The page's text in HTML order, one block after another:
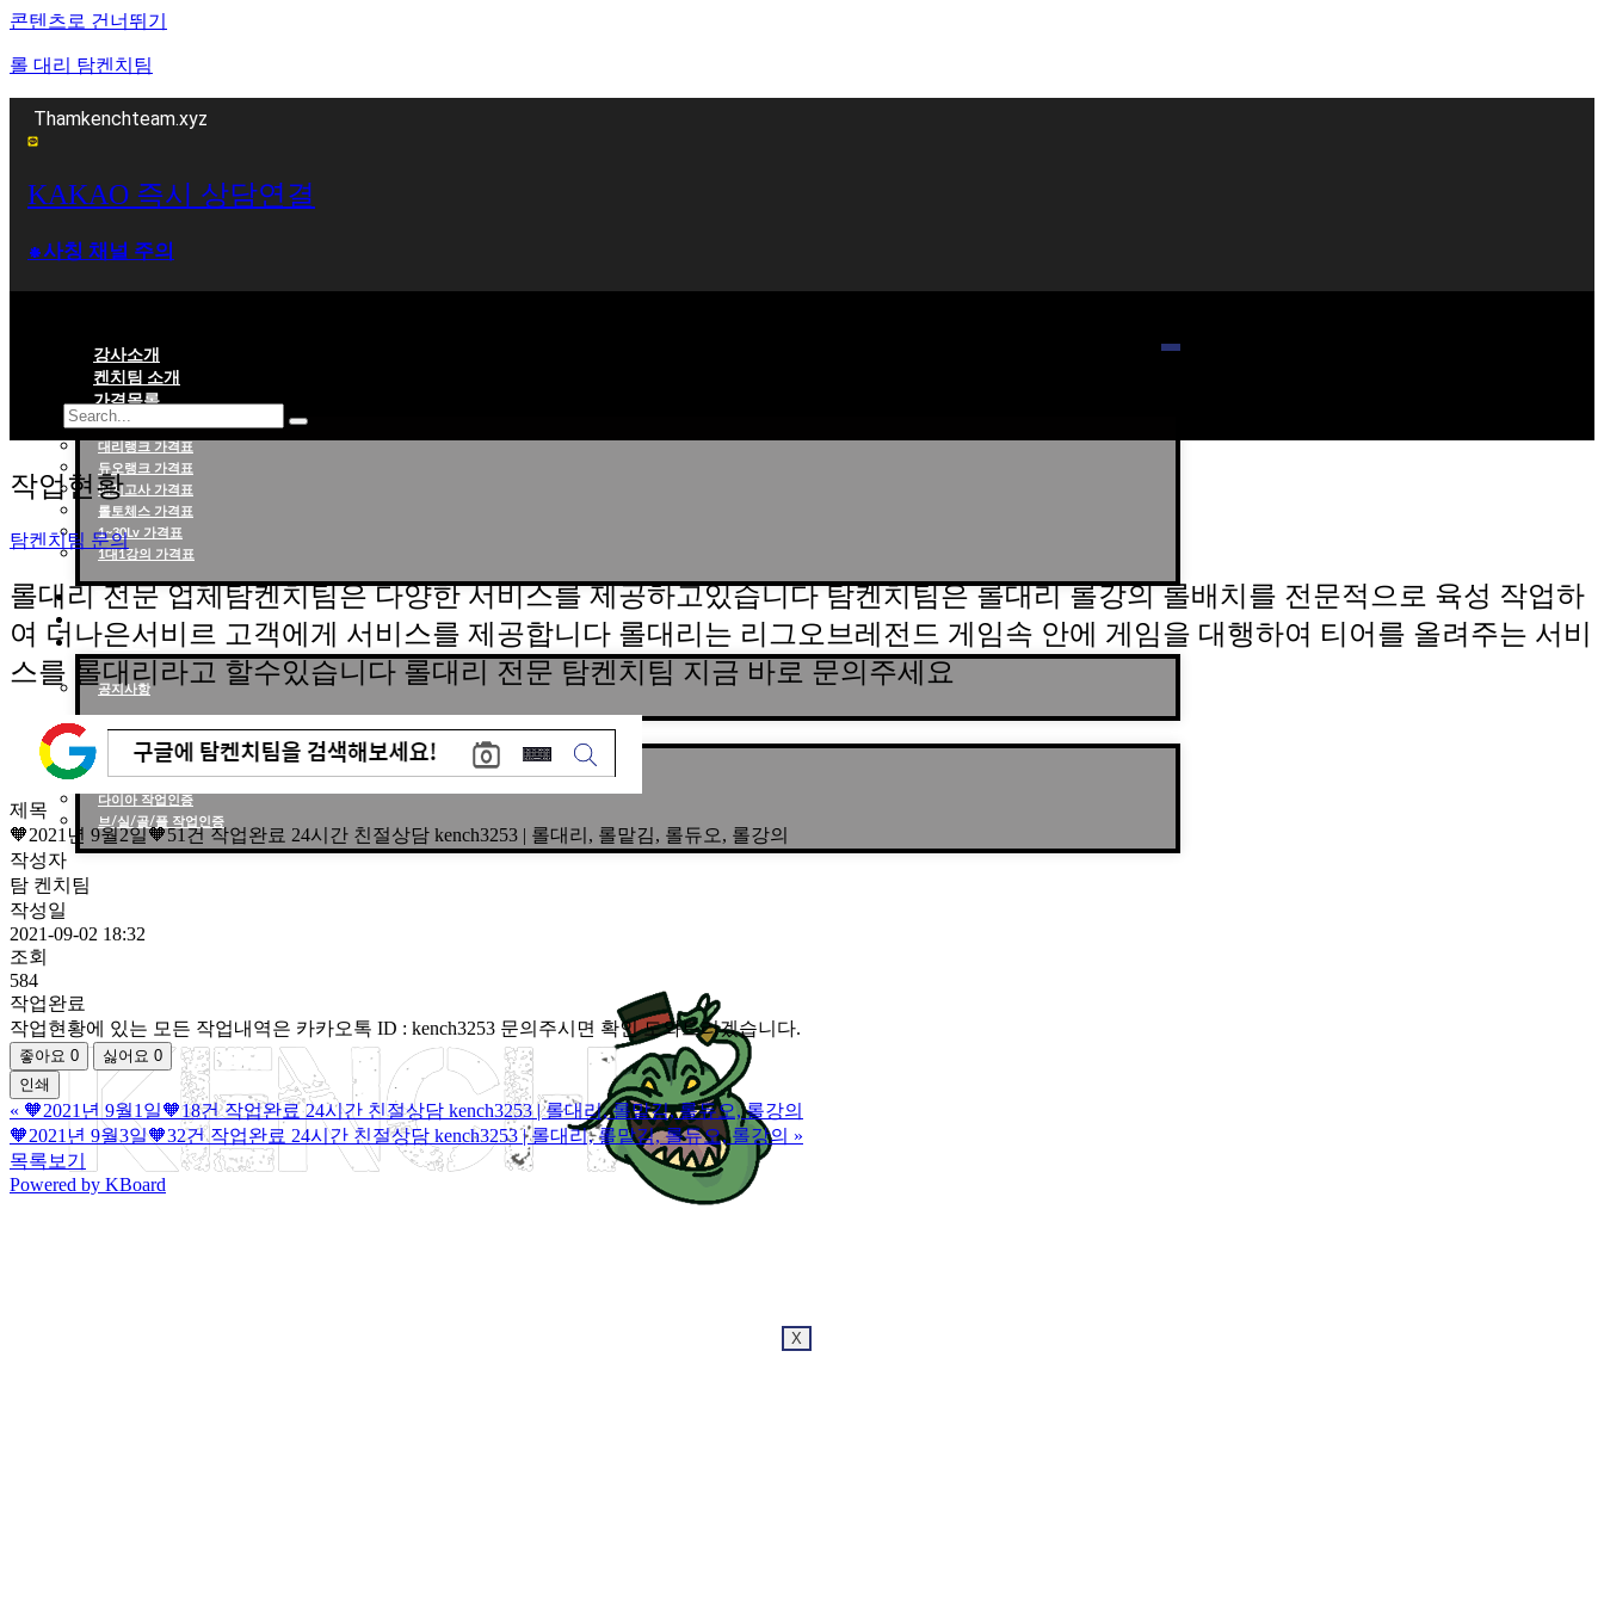
콘텐츠로 건너뛰기
롤 대리 탐켄치팀
Thamkenchteam.xyz
KAKAO 즉시 상담연결
⁕사칭 채널 주의
강사소개
켄치팀 소개
가격목록
대리랭크 가격표
듀오랭크 가격표
배치고사 가격표
롤토체스 가격표
1~30Lv 가격표
1대1강의 가격표
작업현황
작업후기
고객센터
공지사항
작업인증
천상계 작업인증
다이아 작업인증
브/실/골/플 작업인증
X
작업현황
탐켄치팀 문의
롤대리 전문 업체탐켄치팀은 다양한 서비스를 제공하고있습니다 탐켄치팀은 롤대리 롤강의 롤배치를 전문적으로 육성 작업하
여 더나은서비르 고객에게 서비스를 제공합니다 롤대리는 리그오브레전드 게임속 안에 게임을 대행하여 티어를 올려주는 서비
스를 롤대리라고 할수있습니다 롤대리 전문 탐켄치팀 지금 바로 문의주세요
제목
🧡2021년 9월2일🧡51건 작업완료 24시간 친절상담 kench3253 | 롤대리, 롤맡김, 롤듀오, 롤강의
작성자
탐 켄치팀
작성일
2021-09-02 18:32
조회
584
작업완료
작업현황에 있는 모든 작업내역은 카카오톡 ID : kench3253 문의주시면 확인 도와드리겠습니다.
좋아요 0 싫어요 0
인쇄
« 🧡2021년 9월1일🧡18건 작업완료 24시간 친절상담 kench3253 | 롤대리, 롤맡김, 롤듀오, 롤강의
🧡2021년 9월3일🧡32건 작업완료 24시간 친절상담 kench3253 | 롤대리, 롤맡김, 롤듀오, 롤강의 »
목록보기
Powered by KBoard